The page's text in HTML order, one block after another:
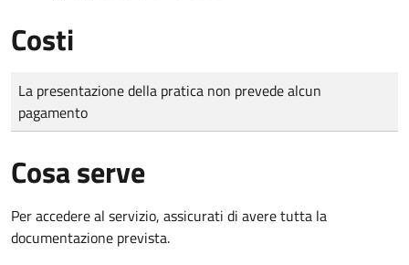
Costi
Tipo di pagamento
Importo
La presentazione della pratica non prevede alcun
pagamento
Cosa serve
Per accedere al servizio, assicurati di avere tutta la
documentazione prevista.